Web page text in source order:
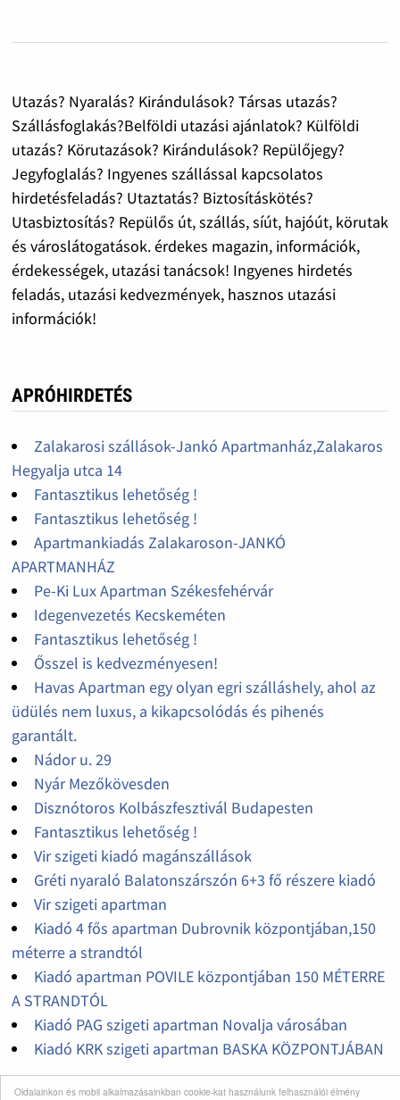
Oldalainkon és mobil alkalmazásainkban cookie-kat használunk felhasználói élmény
Utazás? Nyaralás? Kirándulások? Társas utazás?
Szállásfoglakás?Belföldi utazási ajánlatok? Külföldi
utazás? Körutazások? Kirándulások? Repülőjegy?
Jegyfoglalás? Ingyenes szállással kapcsolatos
hirdetésfeladás? Utaztatás? Biztosításkötés?
Utasbiztosítás? Repülős út, szállás, síút, hajóút, körutak
és városlátogatások. érdekes magazin, információk,
érdekességek, utazási tanácsok! Ingyenes hirdetés
feladás, utazási kedvezmények, hasznos utazási
információk!
APRÓHIRDETÉS
Zalakarosi szállások-Jankó Apartmanház,Zalakaros
Hegyalja utca 14
Fantasztikus lehetőség !
Fantasztikus lehetőség !
Apartmankiadás Zalakaroson-JANKÓ
APARTMANHÁZ
Pe-Ki Lux Apartman Székesfehérvár
Idegenvezetés Kecskeméten
Fantasztikus lehetőség !
Ősszel is kedvezményesen!
Havas Apartman egy olyan egri szálláshely, ahol az
üdülés nem luxus, a kikapcsolódás és pihenés
garantált.
Nádor u. 29
Nyár Mezőkövesden
Disznótoros Kolbászfesztivál Budapesten
Fantasztikus lehetőség !
Vir szigeti kiadó magánszállások
Gréti nyaraló Balatonszárszón 6+3 fő részere kiadó
Vir szigeti apartman
Kiadó 4 fős apartman Dubrovnik központjában,150
méterre a strandtól
Kiadó apartman POVILE központjában 150 MÉTERRE
A STRANDTÓL
Kiadó PAG szigeti apartman Novalja városában
Kiadó KRK szigeti apartman BASKA KÖZPONTJÁBAN